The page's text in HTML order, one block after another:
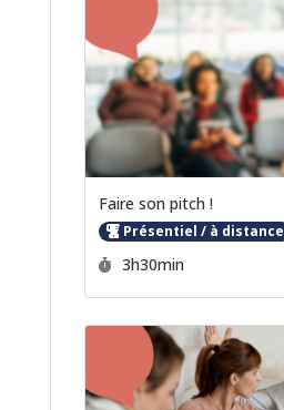
Faire son pitch !
Présentiel / à distance
Durée :
3h30min